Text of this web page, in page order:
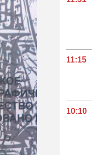
11:15
10:10